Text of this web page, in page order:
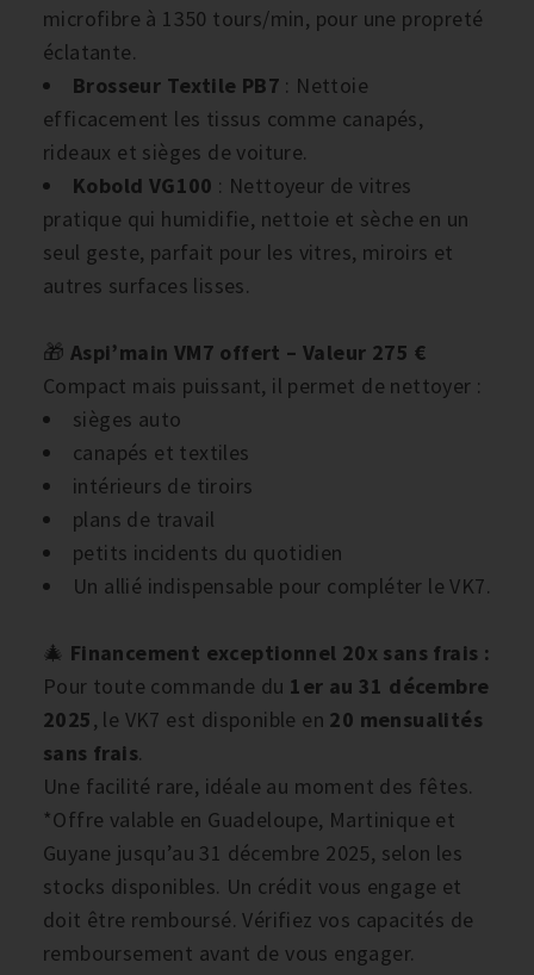
microfibre à 1350 tours/min, pour une propreté
éclatante.
Brosseur Textile PB7 : Nettoie
efficacement les tissus comme canapés,
rideaux et sièges de voiture.
Kobold VG100 : Nettoyeur de vitres
pratique qui humidifie, nettoie et sèche en un
seul geste, parfait pour les vitres, miroirs et
autres surfaces lisses.
🎁 Aspi’main VM7 offert – Valeur 275 €
Compact mais puissant, il permet de nettoyer :
sièges auto
canapés et textiles
intérieurs de tiroirs
plans de travail
petits incidents du quotidien
Un allié indispensable pour compléter le VK7.
🎄 Financement exceptionnel 20x sans frais :
Pour toute commande du 1er au 31 décembre
2025, le VK7 est disponible en 20 mensualités
sans frais.
Une facilité rare, idéale au moment des fêtes.
*Offre valable en Guadeloupe, Martinique et
Guyane jusqu’au 31 décembre 2025, selon les
stocks disponibles. Un crédit vous engage et
doit être remboursé. Vérifiez vos capacités de
remboursement avant de vous engager.